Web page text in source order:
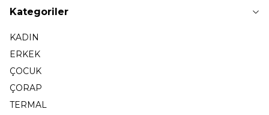
Kategoriler
KADIN
ERKEK
ÇOCUK
ÇORAP
TERMAL